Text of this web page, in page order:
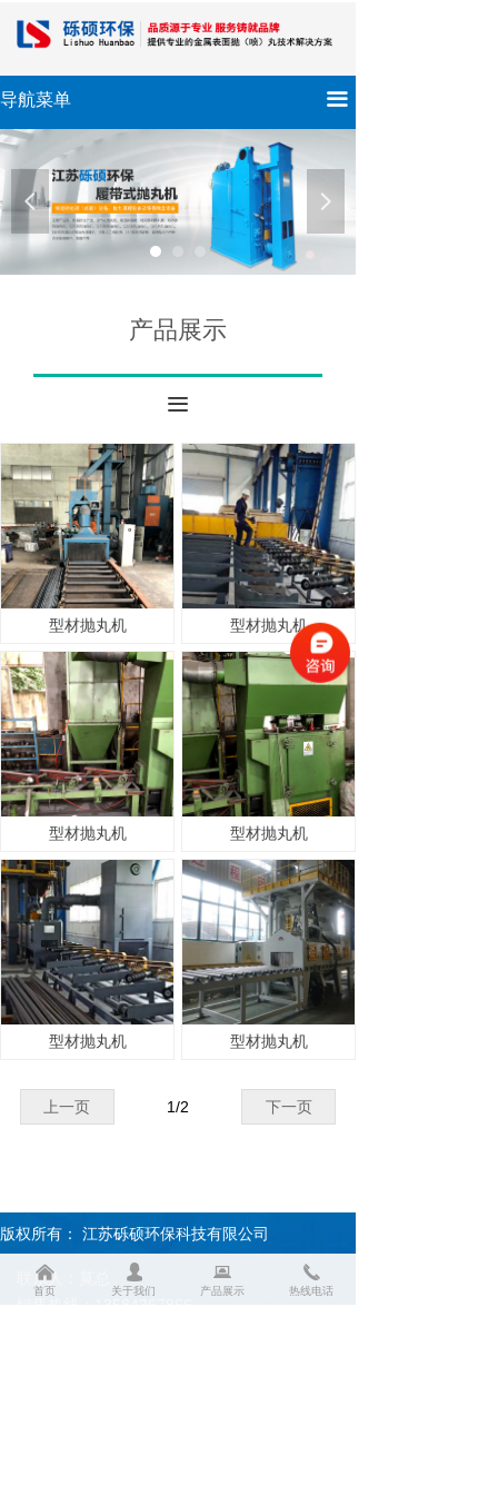
끀
导航菜单
넳 넲
끀
产品展示
型材抛丸机 型材抛丸机
型材抛丸机 型材抛丸机
型材抛丸机 型材抛丸机
上一页 下一页
1/2
联系人：莫总
版权所有： 江苏砾硕环保科技有限公司
낀
首页
넙
关于我们
뀵
产品展示
끅
热线电话